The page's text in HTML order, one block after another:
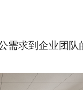
需求到企业团